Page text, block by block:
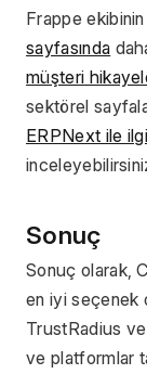
Frappe
sayfasında
müşteri
ERPNext ile
Sonuç
Sonuç olarak,
en iyi seçenek
TrustRadius
ve platformlar